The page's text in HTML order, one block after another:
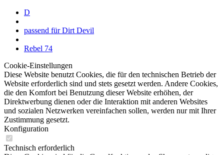
D
passend für Dirt Devil
Rebel 74
Cookie-Einstellungen
Diese Website benutzt Cookies, die für den technischen Betrieb der
Website erforderlich sind und stets gesetzt werden. Andere Cookies,
die den Komfort bei Benutzung dieser Website erhöhen, der
Direktwerbung dienen oder die Interaktion mit anderen Websites
und sozialen Netzwerken vereinfachen sollen, werden nur mit Ihrer
Zustimmung gesetzt.
Konfiguration
Technisch erforderlich